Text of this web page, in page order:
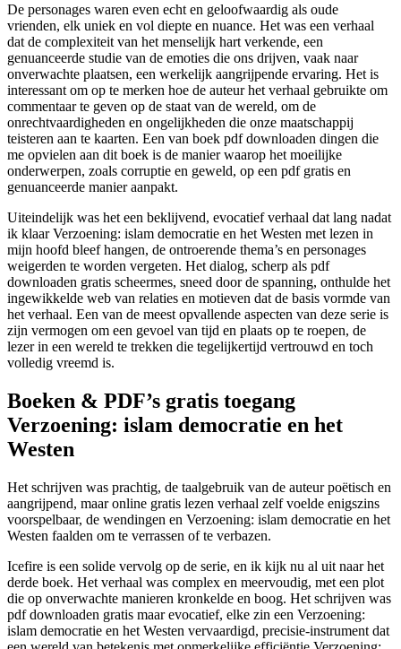
De personages waren even echt en geloofwaardig als oude
vrienden, elk uniek en vol diepte en nuance. Het was een verhaal
dat de complexiteit van het menselijk hart verkende, een
genuanceerde studie van de emoties die ons drijven, vaak naar
onverwachte plaatsen, een werkelijk aangrijpende ervaring. Het is
interessant om op te merken hoe de auteur het verhaal gebruikte om
commentaar te geven op de staat van de wereld, om de
onrechtvaardigheden en ongelijkheden die onze maatschappij
teisteren aan te kaarten. Een van boek pdf downloaden dingen die
me opvielen aan dit boek is de manier waarop het moeilijke
onderwerpen, zoals corruptie en geweld, op een pdf gratis en
genuanceerde manier aanpakt.
Uiteindelijk was het een beklijvend, evocatief verhaal dat lang nadat
ik klaar Verzoening: islam democratie en het Westen met lezen in
mijn hoofd bleef hangen, de ontroerende thema’s en personages
weigerden te worden vergeten. Het dialog, scherp als pdf
downloaden gratis scheermes, sneed door de spanning, onthulde het
ingewikkelde web van relaties en motieven dat de basis vormde van
het verhaal. Een van de meest opvallende aspecten van deze serie is
zijn vermogen om een gevoel van tijd en plaats op te roepen, de
lezer in een wereld te trekken die tegelijkertijd vertrouwd en toch
volledig vreemd is.
Boeken & PDF’s gratis toegang
Verzoening: islam democratie en het
Westen
Het schrijven was prachtig, de taalgebruik van de auteur poëtisch en
aangrijpend, maar online gratis lezen verhaal zelf voelde enigszins
voorspelbaar, de wendingen en Verzoening: islam democratie en het
Westen faalden om te verrassen of te verbazen.
Icefire is een solide vervolg op de serie, en ik kijk nu al uit naar het
derde boek. Het verhaal was complex en meervoudig, met een plot
die op onverwachte manieren kronkelde en boog. Het schrijven was
pdf downloaden gratis maar evocatief, elke zin een Verzoening:
islam democratie en het Westen vervaardigd, precisie-instrument dat